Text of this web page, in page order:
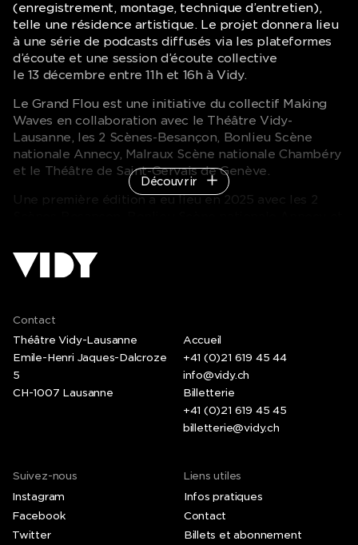
(enregistrement, montage, technique d’entretien),
telle une résidence artistique. Le projet donnera lieu
à une série de podcasts diffusés via les plateformes
d’écoute et une session d’écoute collective
le 13 décembre entre 11h et 16h à Vidy.
Le Grand Flou est une initiative du collectif Making
Waves en collaboration avec le Théâtre Vidy-
Lausanne, les 2 Scènes-Besançon, Bonlieu Scène
nationale Annecy, Malraux Scène nationale Chambéry
et le Théâtre de Saint-Gervais de Genève.
Une première édition a eu lieu en 2025 avec les 2
sur une semaine de radio:
https://bonlieu-annecy.com/actualites/une-semaine-de-
Découvrir
Contact
Théâtre Vidy-Lausanne
Emile-Henri Jaques-Dalcroze
5
CH-1007 Lausanne
Accueil
+41 (0)21 619 45 44
info@vidy.ch
Billetterie
+41 (0)21 619 45 45
billetterie@vidy.ch
Liens utiles
Infos pratiques
Contact
Billets et abonnement
Suivez-nous
Instagram
Facebook
Twitter